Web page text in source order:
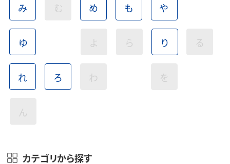
み む め も や
ゆ よ ら り る
れ ろ わ を
ん
カテゴリから探す